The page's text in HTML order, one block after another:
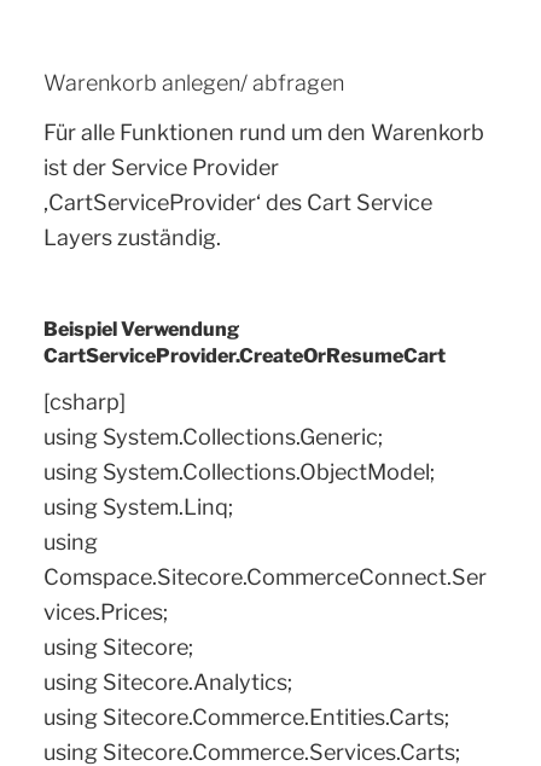
Warenkorb anlegen/ abfragen
Für alle Funktionen rund um den Warenkorb
ist der Service Provider
‚CartServiceProvider‘ des Cart Service
Layers zuständig.
Beispiel Verwendung
CartServiceProvider.CreateOrResumeCart
[csharp]
using System.Collections.Generic;
using System.Collections.ObjectModel;
using System.Linq;
using
Comspace.Sitecore.CommerceConnect.Ser
vices.Prices;
using Sitecore;
using Sitecore.Analytics;
using Sitecore.Commerce.Entities.Carts;
using Sitecore.Commerce.Services.Carts;